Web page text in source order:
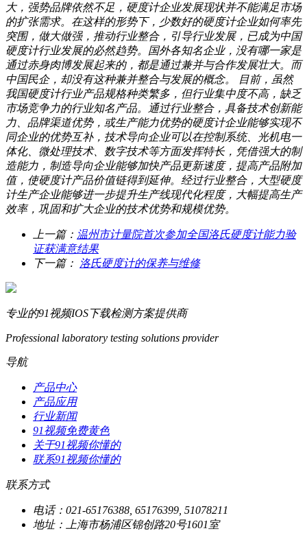
大，强势品牌依然不足，硬度计企业发展现状并不能满足市场
的扩张需求。在这样的形势下，少数好的硬度计企业如何率先
突围，做大做强，推动行业整合，引导行业发展，已成为中国
硬度计行业发展的必然趋势。国外各知名企业，没有哪一家是
通过赤身肉博发展起来的，都是通过兼并与合作发展壮大。而
中国民企，却没有这种兼并整合与发展的概念。 目前，虽然
我国硬度计行业产品规格种类繁多，但行业集中度不高，缺乏
市场竞争力的行业知名产品。通过行业整合，具备技术创新能
力、品牌渠道优势，或生产能力优势的硬度计企业能够实现不
同企业的优势互补，技术导向企业可以在控制系统、光机电一
体化、微处理技术、数字技术等方面发挥特长，凭借强大的制
造能力，制造导向企业能够加快产品更新速度，提高产品附加
值，使硬度计产品价值链得到延伸。经过行业整合，大型硬度
计生产企业能够进一步提升生产线现代化程度，大幅提高生产
效率，巩固和扩大企业的技术优势和规模优势。
上一篇： 温州市计量院首次参加全国洛氏硬度计能力验
证获满意结果
下一篇：
洛氏硬度计的保养与维修
专业的91视频IOS下载检测方案提供商
Professional laboratory testing solutions provider
导航
产品中心
产品应用
行业新闻
91视频免费黄色
关于91视频你懂的
联系91视频你懂的
联系方式
电话：021-65176388, 65176399, 51078211
地址：上海市杨浦区锦创路20号1601室